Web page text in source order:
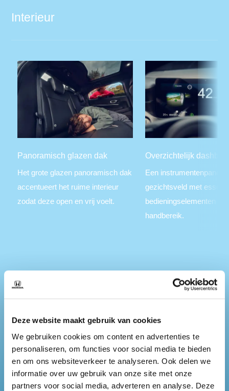
Deze website maakt gebruik van cookies
We gebruiken cookies om content en advertenties te
personaliseren, om functies voor social media te bieden
en om ons websiteverkeer te analyseren. Ook delen we
informatie over uw gebruik van onze site met onze
partners voor social media, adverteren en analyse. Deze
Interieur
Panoramisch glazen dak
Het grote glazen panoramisch dak
accentueert het ruime interieur
zodat deze open en vrij voelt.
Overzichtelijk
Een instrumentenpaneel
gezichtsveld met
bedieningselementen
handbereik.
Technologieën
Infotainmentsysteem
Een royaal 15,1″ Honda CONNECT infotainmentsysteem.
Met Android Auto en Apple CarPlay bent u altijd en overal
verbonden.